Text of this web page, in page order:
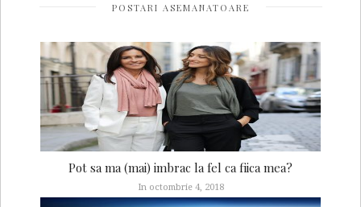
POSTARI ASEMANATOARE
Pot sa ma (mai) imbrac la fel ca fiica mea?
In octombrie 4, 2018